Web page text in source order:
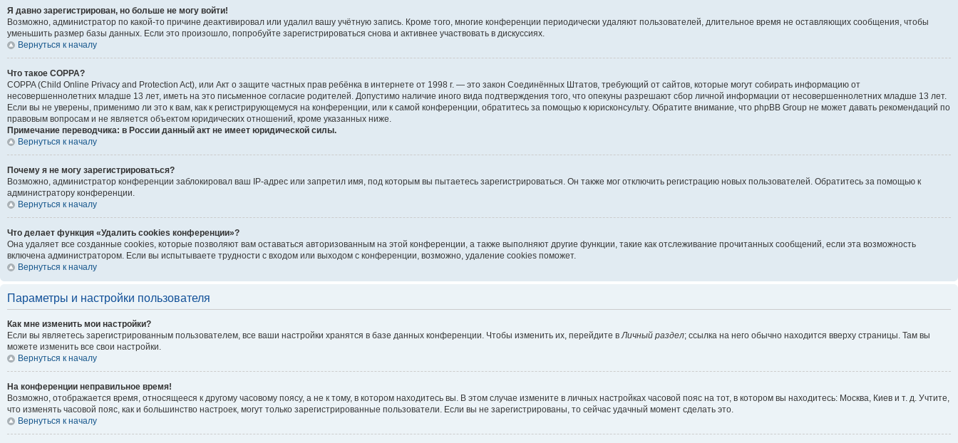
Я давно зарегистрирован, но больше не могу войти!
Возможно, администратор по какой-то причине деактивировал или удалил вашу учётную запись. Кроме того, многие конференции периодически удаляют пользователей, длительное время не оставляющих сообщения, чтобы
уменьшить размер базы данных. Если это произошло, попробуйте зарегистрироваться снова и активнее участвовать в дискуссиях.
Вернуться к началу
Что такое COPPA?
COPPA (Child Online Privacy and Protection Act), или Акт о защите частных прав ребёнка в интернете от 1998 г. — это закон Соединённых Штатов, требующий от сайтов, которые могут собирать информацию от
несовершеннолетних младше 13 лет, иметь на это письменное согласие родителей. Допустимо наличие иного вида подтверждения того, что опекуны разрешают сбор личной информации от несовершеннолетних младше 13 лет.
Если вы не уверены, применимо ли это к вам, как к регистрирующемуся на конференции, или к самой конференции, обратитесь за помощью к юрисконсульту. Обратите внимание, что phpBB Group не может давать рекомендаций по
правовым вопросам и не является объектом юридических отношений, кроме указанных ниже.
Примечание переводчика: в России данный акт не имеет юридической силы.
Вернуться к началу
Почему я не могу зарегистрироваться?
Возможно, администратор конференции заблокировал ваш IP-адрес или запретил имя, под которым вы пытаетесь зарегистрироваться. Он также мог отключить регистрацию новых пользователей. Обратитесь за помощью к
администратору конференции.
Вернуться к началу
Что делает функция «Удалить cookies конференции»?
Она удаляет все созданные cookies, которые позволяют вам оставаться авторизованным на этой конференции, а также выполняют другие функции, такие как отслеживание прочитанных сообщений, если эта возможность
включена администратором. Если вы испытываете трудности с входом или выходом с конференции, возможно, удаление cookies поможет.
Вернуться к началу
Параметры и настройки пользователя
Как мне изменить мои настройки?
Если вы являетесь зарегистрированным пользователем, все ваши настройки хранятся в базе данных конференции. Чтобы изменить их, перейдите в Личный раздел; ссылка на него обычно находится вверху страницы. Там вы
можете изменить все свои настройки.
Вернуться к началу
На конференции неправильное время!
Возможно, отображается время, относящееся к другому часовому поясу, а не к тому, в котором находитесь вы. В этом случае измените в личных настройках часовой пояс на тот, в котором вы находитесь: Москва, Киев и т. д. Учтите,
что изменять часовой пояс, как и большинство настроек, могут только зарегистрированные пользователи. Если вы не зарегистрированы, то сейчас удачный момент сделать это.
Вернуться к началу